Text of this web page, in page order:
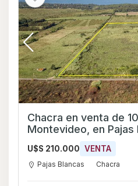
Chacra en venta de 10 Ha, en
Montevideo, en Pajas
U$S 210.000 VENTA
Pajas Blancas Chacra